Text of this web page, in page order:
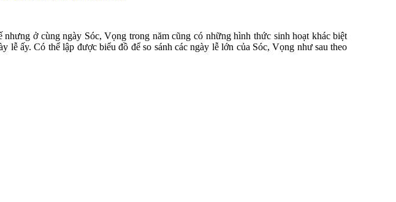
ở cùng ngày Sóc, Vọng trong năm cũng có những hình thức sinh hoạt khác biệt
lễ ấy. Có thể lập được biểu đồ để so sánh các ngày lễ lớn của Sóc, Vọng như sau theo